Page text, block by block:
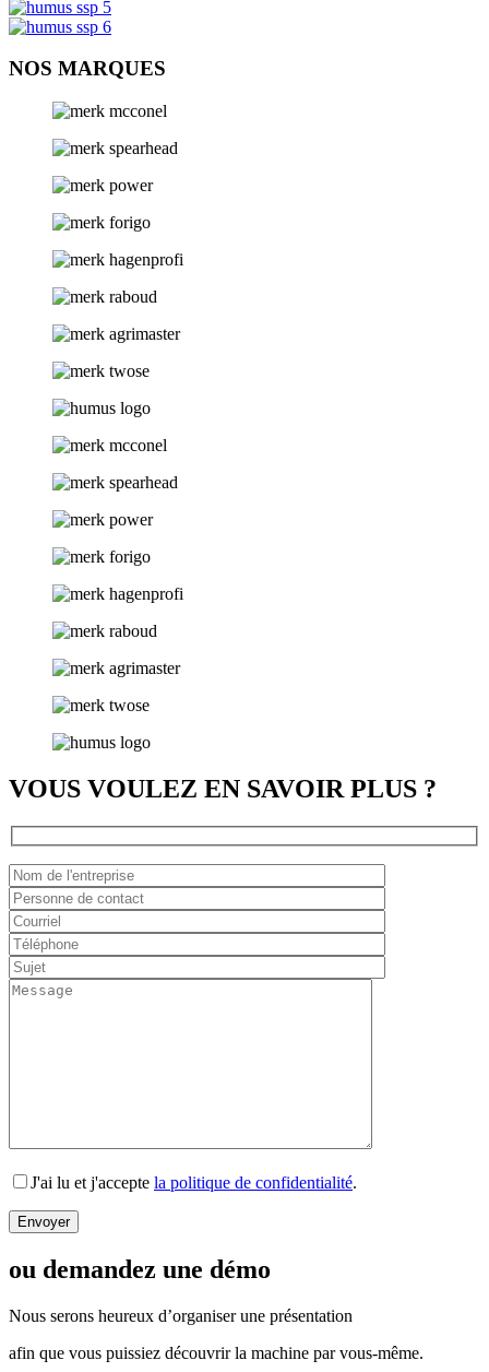
NOS MARQUES
VOUS VOULEZ EN SAVOIR PLUS ?
J'ai lu et j'accepte la politique de confidentialité.
ou demandez une démo
Nous serons heureux d’organiser une présentation
afin que vous puissiez découvrir la machine par vous-même.